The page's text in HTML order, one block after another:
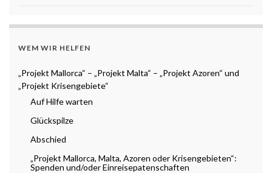
WEM WIR HELFEN
„Projekt Mallorca“ – „Projekt Malta“ – „Projekt Azoren“ und
„Projekt Krisengebiete“
Auf Hilfe warten
Glückspilze
Abschied
„Projekt Mallorca, Malta, Azoren oder Krisengebieten“:
Spenden und/oder Einreisepatenschaften